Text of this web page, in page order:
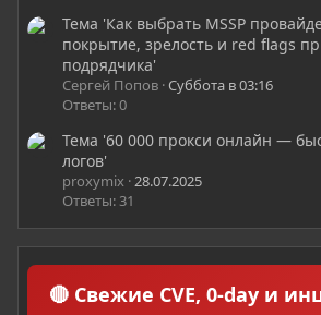
Тема 'Как выбрать MSSP
покрытие, зрелость и red flags
подрядчика'
Сергей Попов Суббота в 03:16
Ответы: 0
Тема '60 000 прокси онлайн —
логов'
proxymix 28.07.2025
Ответы: 31
🔴 Свежие CVE, 0-day и